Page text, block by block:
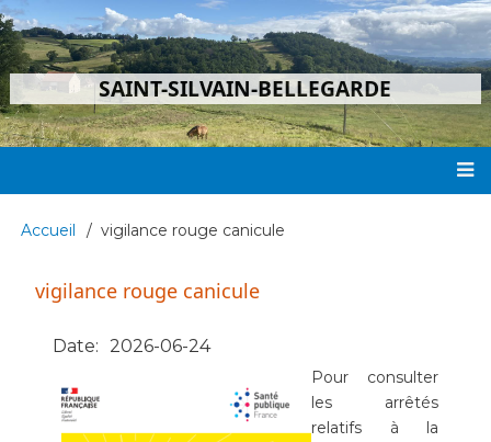
Aller
au
contenu
principal
SAINT-SILVAIN-BELLEGARDE
Main
navigation
Accueil vigilance rouge canicule
vigilance rouge canicule
Date 2026-06-24
Pour consulter
les arrêtés
relatifs à la